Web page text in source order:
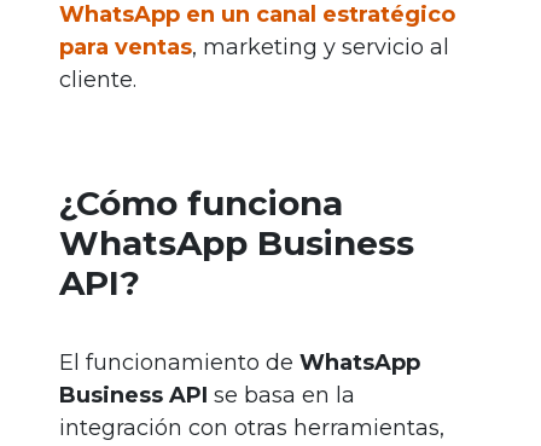
WhatsApp en un canal estratégico
para ventas, marketing y servicio al
cliente.
¿Cómo funciona
WhatsApp Business
API?
El funcionamiento de WhatsApp
Business API se basa en la
integración con otras herramientas,